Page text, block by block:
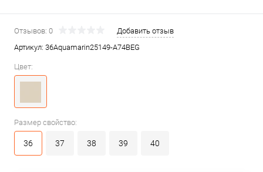
Отзывов: 0
Добавить отзыв
Артикул: 36Aquamarin25149-A74BEG
Цвет:
Размер свойство:
36 37 38 39 40